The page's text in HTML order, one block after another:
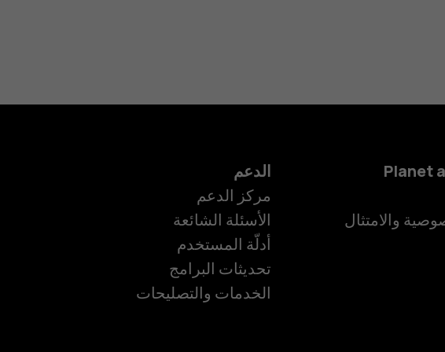
Planet
والامتثال
الدعم
مركز الدعم
الأسئلة الشائعة
أدلّة المستخدم
تحديثات البرامج
الخدمات والتصليحات